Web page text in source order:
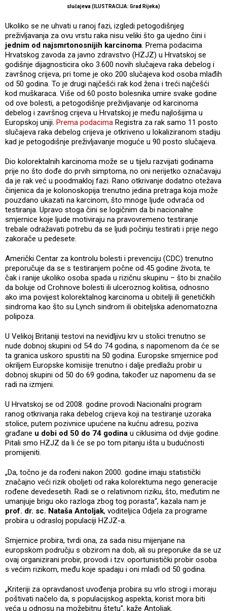
slučajeva (ILUSTRACIJA: Grad Rijeka)
Ukoliko se ne uhvati u ranoj fazi, izgledi petogodišnjeg
preživljavanja za ovu vrstu raka nisu veliki što ga ujedno čini i
jednim od najsmrtonosnijih karcinoma. Prema podacima
Hrvatskog zavoda za javno zdravstvo (HZJZ) u Hrvatskoj se
godišnje dijagnosticira oko 3.600 novih slučajeva raka debelog i
završnog crijeva, pri tome je oko 200 slučajeva kod osoba mlađih
od 50 godina. To je drugi najčešći rak kod žena i treći najčešći
kod muškaraca. Više od 60 posto bolesnika umire svake godine
od ove bolesti, a petogodišnje preživljavanje od karcinoma
debelog i završnog crijeva u Hrvatskoj je među najlošijima u
Europskoj uniji. Prema podacima Registra za rak samo 11 posto
slučajeva raka debelog crijeva je otkriveno u lokaliziranom stadiju
kad je petogodišnje preživljavanje moguće u 90 posto slučajeva.
Dio kolorektalnih karcinoma može se u tijelu razvijati godinama
prije no što dođe do prvih simptoma, no oni nerijetko označavaju
da je rak već u poodmakloj fazi. Rano otkrivanje dodatno otežava
činjenica da je kolonoskopija trenutno jedina pretraga koja može
pouzdano ukazati na karcinom, što mnoge ljude odvraća od
testiranja. Upravo stoga čini se logičnim da bi nacionalne
smjernice koje ljude motiviraju na pravovremeno testiranje
trebale odražavati potrebu da se ljudi počinju testirati i prije nego
zakorače u pedesete.
Američki Centar za kontrolu bolesti i prevenciju (CDC) trenutno
preporučuje da se s testiranjem počne od 45 godine života, te
čak i ranije ukoliko osoba spada u rizičnu skupinu – što bi značilo
da boluje od Crohnove bolesti ili ulceroznog kolitisa, odnosno
ako ima povijest kolorektalnog karcinoma u obitelji ili genetičkih
sindroma kao što su Lynch sindrom ili obiteljska adenomatozna
polipoza.
U Velikoj Britaniji testovi na nevidljivu krv u stolici trenutno se
nude dobnoj skupini od 54 do 74 godina, s napomenom da će se
ta granica uskoro spustiti na 50 godina. Europske smjernice pod
okriljem Europske komisije trenutno i dalje predlažu probir u
dobnoj skupini od 50 do 69 godina, također uz napomenu da se
radi na izmjeni.
U Hrvatskoj se od 2008. godine provodi Nacionalni program
ranog otkrivanja raka debelog crijeva koji na testiranje uzoraka
stolice, putem pozivnice upućene na kućnu adresu, poziva
građane u dobi od 50 do 74 godina u ciklusima od dvije godine.
Pitali smo HZJZ da li će se po tom pitanju išta u budućnosti
promijeniti.
„Da, točno je da rođeni nakon 2000. godine imaju statistički
značajno veći rizik oboljeti od raka kolorektuma nego generacije
rođene devedesetih. Radi se o relativnom riziku, što, međutim ne
umanjuje brigu oko razloga zbog tog porasta“, kazala nam je
prof. dr. sc. Nataša Antoljak, voditeljica Odjela za programe
probira u odrasloj populaciji HZJZ-a.
Smjernice probira, tvrdi ona, za sada nisu mijenjane na
europskom području s obzirom na dob, ali su preporuke da se uz
ovaj organizirani probir, provodi i tzv. oportunistički probir osoba
s većim rizikom, među koje spadaju i oni mlađi od 50 godina.
„Kriteriji za opravdanost uvođenja probira su vrlo strogi i moraju
poštivati načelo da, s populacijskog aspekta, korist mora biti
veća u odnosu na možebitnu štetu“, kaže Antoljak.